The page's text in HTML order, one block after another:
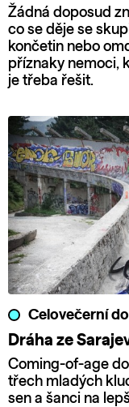
Žádná doposud
co se děje se
končetin nebo
příznaky nemoci,
je třeba řešit.
Celovečerní
Dráha ze
Coming-of-age
třech mladých
sen a šanci na